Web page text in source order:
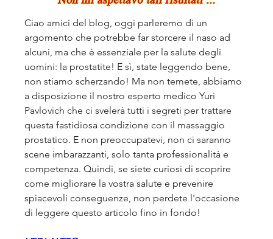
Ciao amici del blog, oggi parleremo di un
argomento che potrebbe far storcere il naso ad
alcuni, ma che è essenziale per la salute degli
uomini: la prostatite! E sì, state leggendo bene,
non stiamo scherzando! Ma non temete, abbiamo
a disposizione il nostro esperto medico Yuri
Pavlovich che ci svelerà tutti i segreti per trattare
questa fastidiosa condizione con il massaggio
prostatico. E non preoccupatevi, non ci saranno
scene imbarazzanti, solo tanta professionalità e
competenza. Quindi, se siete curiosi di scoprire
come migliorare la vostra salute e prevenire
spiacevoli conseguenze, non perdete l'occasione
di leggere questo articolo fino in fondo!